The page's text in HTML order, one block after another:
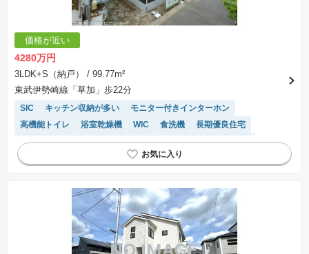
価格が近い
4280万円
3LDK+S（納戸）
/ 99.77m²
東武伊勢崎線「草加」歩22分
SIC キッチン収納が多い
モニター付きインターホン
高機能トイレ
浴室乾燥機 WIC 食洗機
長期優良住宅
フラット35適合
トイレ2個以上 陽当り良好
窓付き浴室
平坦地
対面キッチン